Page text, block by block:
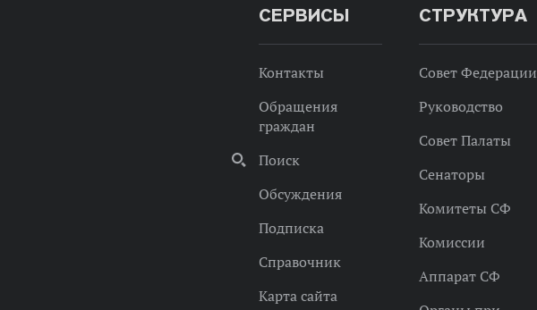
СЕРВИСЫ
Контакты
Обращения
граждан
Поиск
Обсуждения
Подписка
Справочник
Карта сайта
СТРУКТУРА
Совет Федерации
Руководство
Совет Палаты
Сенаторы
Комитеты СФ
Комиссии
Аппарат СФ